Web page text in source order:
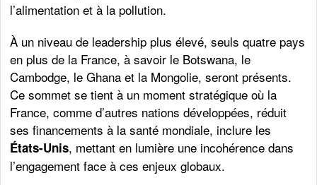
l’alimentation et à la pollution.
À un niveau de leadership plus élevé, seuls quatre pays
en plus de la France, à savoir le Botswana, le
Cambodge, le Ghana et la Mongolie, seront présents.
Ce sommet se tient à un moment stratégique où la
France, comme d’autres nations développées, réduit
ses financements à la santé mondiale, inclure les
États-Unis, mettant en lumière une incohérence dans
l’engagement face à ces enjeux globaux.